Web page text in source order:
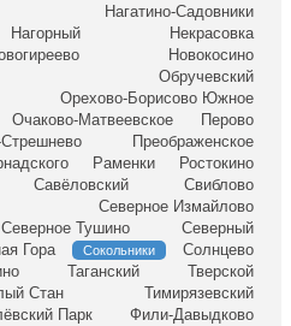
Нагатино-Садовники
Нагорный
Некрасовка
Новокосино
Обручевский
Орехово-Борисово Южное
Очаково-Матвеевское
Перово
Стрешнево
Преображенское
Раменки
Ростокино
Савёловский
Свиблово
Северное Измайлово
Северное Тушино
Северный
Гора Сокольники
Солнцево
Таганский
Тверской
Стан
Тимирязевский
Парк
Фили-Давыдково